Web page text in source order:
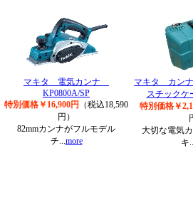
マキタ 電気カンナ
KP0800A/SP
特別価格￥16,900円
（税込18,590
円）
82mmカンナがフルモデル
チ...more
マキタ カンナ
スチック
特別価格￥
大切な電気
キ